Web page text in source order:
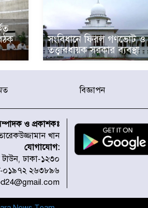
সংবিধানে ফিরল গণভোট ও
তত্ত্বাবধায়ক সরকার ব্যবস্থা
বিজ্ঞাপন
ও প্রকাশকঃ
খান
যোগাযোগ:
ঢাকা-১২৩০
-০১৯৭২ ২৬৩৮৯৬